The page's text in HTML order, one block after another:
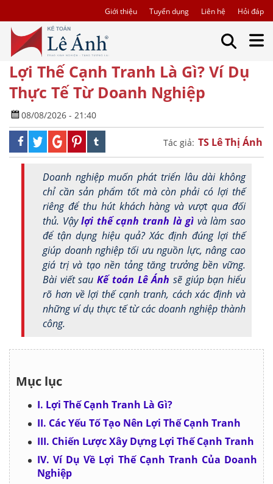
Giới thiệu Tuyển dụng Liên hệ Hỏi đáp
Lợi Thế Cạnh Tranh Là Gì? Ví Dụ
Thực Tế Từ Doanh Nghiệp
08/08/2026 - 21:40
Tác giả: TS Lê Thị Ánh
Doanh nghiệp muốn phát triển lâu dài không
chỉ cần sản phẩm tốt mà còn phải có lợi thế
riêng để thu hút khách hàng và vượt qua đối
thủ. Vậylợi thế cạnh tranh là gì và làm sao
để tận dụng hiệu quả? Xác định đúng lợi thế
giúp doanh nghiệp tối ưu nguồn lực, nâng cao
giá trị và tạo nền tảng tăng trưởng bền vững.
Bài viết sauKế toán Lê Ánh sẽ giúp bạn hiểu
rõ hơn về lợi thế cạnh tranh, cách xác định và
những ví dụ thực tế từ các doanh nghiệp thành
công.
Mục lục
I. Lợi Thế Cạnh Tranh Là Gì?
II. Các Yếu Tố Tạo Nên Lợi Thế Cạnh Tranh
III. Chiến Lược Xây Dựng Lợi Thế Cạnh Tranh
IV. Ví Dụ Về Lợi Thế Cạnh Tranh Của Doanh
Nghiệp